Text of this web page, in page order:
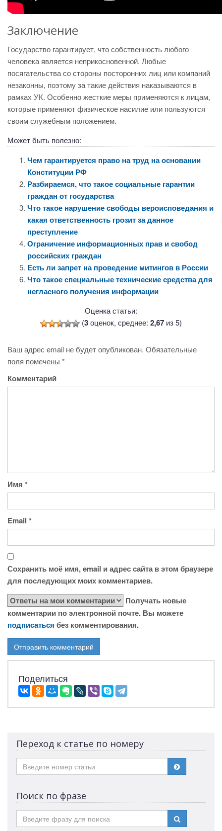
Заключение
Государство гарантирует, что собственность любого
человека является неприкосновенной. Любые
посягательства со стороны посторонних лиц или компаний
незаконны, поэтому за такие действия наказываются в
рамках УК. Особенно жесткие меры применяются к лицам,
которые применяют физическое насилие или пользуются
своим служебным положением.
Может быть полезно:
Чем гарантируется право на труд на основании
Конституции РФ
Разбираемся, что такое социальные гарантии
граждан от государства
Что такое нарушение свободы вероисповедания и
какая ответственность грозит за данное
преступление
Ограничение информационных прав и свобод
российских граждан
Есть ли запрет на проведение митингов в России
Что такое специальные технические средства для
негласного получения информации
Оценка статьи:
(3оценок, среднее: 2,67 из 5)
Ваш адрес email не будет опубликован. Обязательные
поля помечены *
Комментарий
Имя *
Email *
Сохранить моё имя, email и адрес сайта в этом браузере
для последующих моих комментариев.
Получать новые
комментарии по электронной почте. Вы можете
подписаться без комментирования.
Поделиться
Переход к статье по номеру
Поиск по фразе